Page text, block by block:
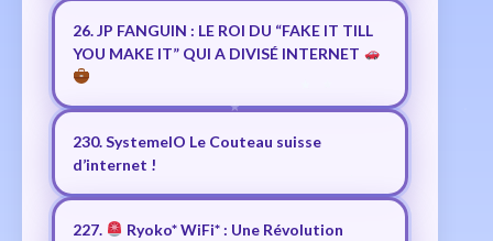
26. JP FANGUIN : LE ROI DU “FAKE IT TILL
YOU MAKE IT” QUI A DIVISÉ INTERNET
230. SystemeIO Le Couteau suisse
d’internet !
227.
Ryoko* WiFi* : Une Révolution